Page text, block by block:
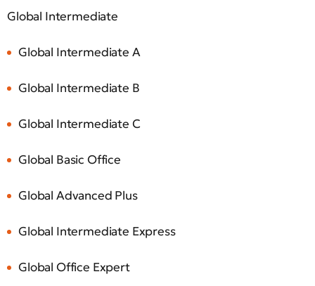
Global Intermediate
Global Intermediate A
Global Intermediate B
Global Intermediate C
Global Basic Office
Global Advanced Plus
Global Intermediate Express
Global Office Expert